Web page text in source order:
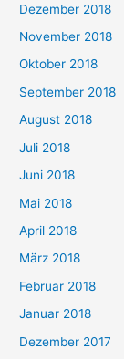
Dezember 2018
November 2018
Oktober 2018
September 2018
August 2018
Juli 2018
Juni 2018
Mai 2018
April 2018
März 2018
Februar 2018
Januar 2018
Dezember 2017